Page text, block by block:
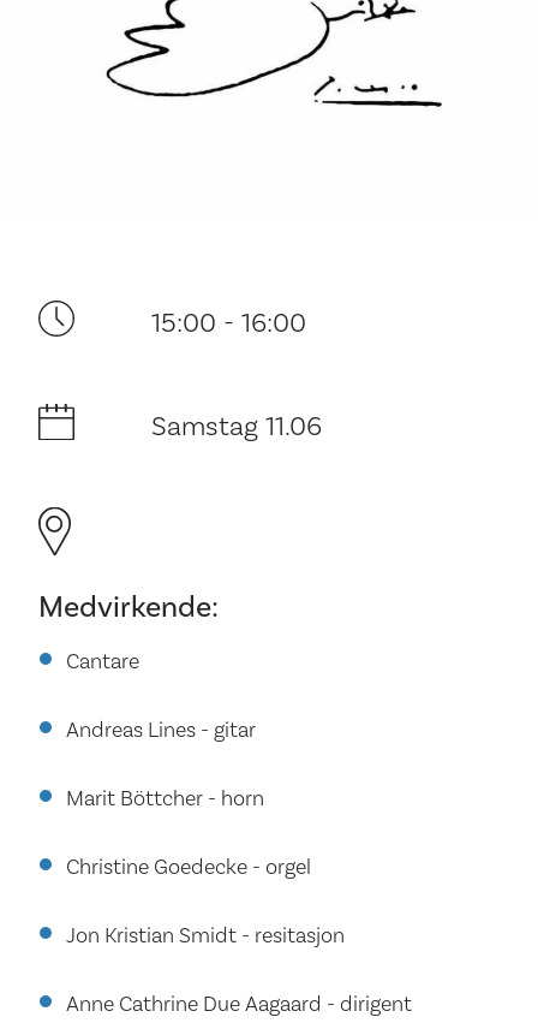
Ditt besøk
Musikk
Historie og arkitektur
15:00 - 16:00
Samstag 11.06
Medvirkende:
Cantare
Andreas Lines - gitar
Marit Böttcher - horn
Christine Goedecke - orgel
Jon Kristian Smidt - resitasjon
Anne Cathrine Due Aagaard - dirigent